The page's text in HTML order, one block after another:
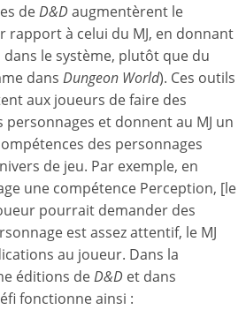
deD&Daugmentèrent le
rapport à celui du MJ, en donnant
le système, plutôt que du
dans Dungeon World). Ces outils
aux joueurs de faire des
et donnent au MJ un
des personnages
de jeu. Par exemple, en
une compétence Perception, [le
pourrait demander des
est assez attentif, le MJ
au joueur. Dans la
éditions deD&D et dans
fonctionne ainsi :